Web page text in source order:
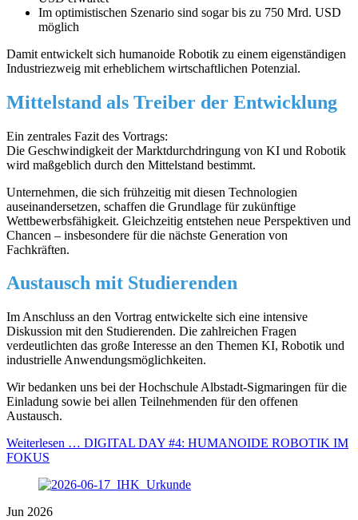
Im optimistischen Szenario sind sogar bis zu 750 Mrd. USD
möglich
Damit entwickelt sich humanoide Robotik zu einem eigenständigen
Industriezweig mit erheblichem wirtschaftlichen Potenzial.
Mittelstand als Treiber der Entwicklung
Ein zentrales Fazit des Vortrags:
Die Geschwindigkeit der Marktdurchdringung von KI und Robotik
wird maßgeblich durch den Mittelstand bestimmt.
Unternehmen, die sich frühzeitig mit diesen Technologien
auseinandersetzen, schaffen die Grundlage für zukünftige
Wettbewerbsfähigkeit. Gleichzeitig entstehen neue Perspektiven und
Chancen – insbesondere für die nächste Generation von
Fachkräften.
Austausch mit Studierenden
Im Anschluss an den Vortrag entwickelte sich eine intensive
Diskussion mit den Studierenden. Die zahlreichen Fragen
verdeutlichten das große Interesse an den Themen KI, Robotik und
industrielle Anwendungsmöglichkeiten.
Wir bedanken uns bei der Hochschule Albstadt-Sigmaringen für die
Einladung sowie bei allen Teilnehmenden für den offenen
Austausch.
Weiterlesen … DIGITAL DAY #4: HUMANOIDE ROBOTIK IM
FOKUS
Jun 2026